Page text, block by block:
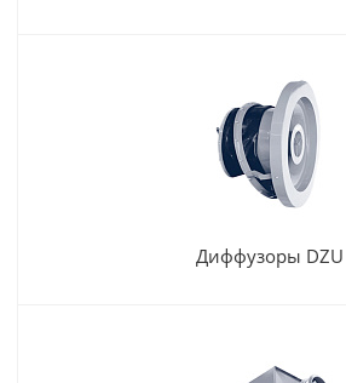
Диффузоры DZU